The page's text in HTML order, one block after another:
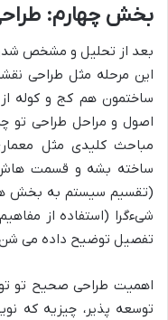
بخش چهارم: طراحی
بعد از تحلیل و مشخص
این مرحله مثل طراحی
ساختمون هم کج و کوله
اصول و مراحل طراحی تو
مباحث کلیدی مثل
ساخته بشه و قسمت هاش
(تقسیم سیستم به بخش
شیءگرا (استفاده از
تفصیل توضیح داده می
اهمیت طراحی صحیح تو
توسعه پذیر، چیزیه که